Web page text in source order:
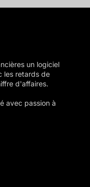
un logiciel
les retards de
d'affaires.
avec passion à